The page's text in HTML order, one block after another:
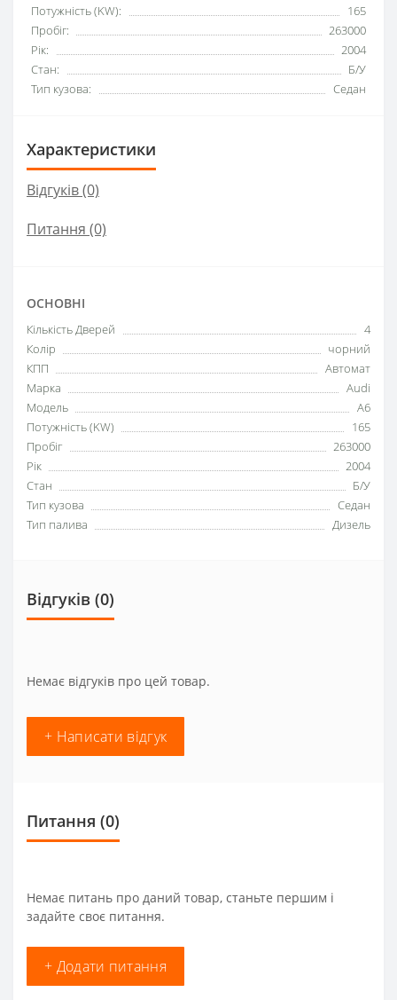
Потужність (KW):
165
Пробіг:
263000
Рік:
2004
Стан:
Б/У
Тип кузова:
Седан
Характеристики
Відгуків (0)
Питання (0)
ОСНОВНІ
Кількість Дверей
4
Колір
чорний
КПП
Автомат
Марка
Audi
Модель
A6
Потужність (KW)
165
Пробіг
263000
Рік
2004
Стан
Б/У
Тип кузова
Седан
Тип палива
Дизель
Відгуків (0)
Немає відгуків про цей товар.
+ Написати відгук
Питання (0)
Немає питань про даний товар, станьте першим і
задайте своє питання.
+ Додати питання